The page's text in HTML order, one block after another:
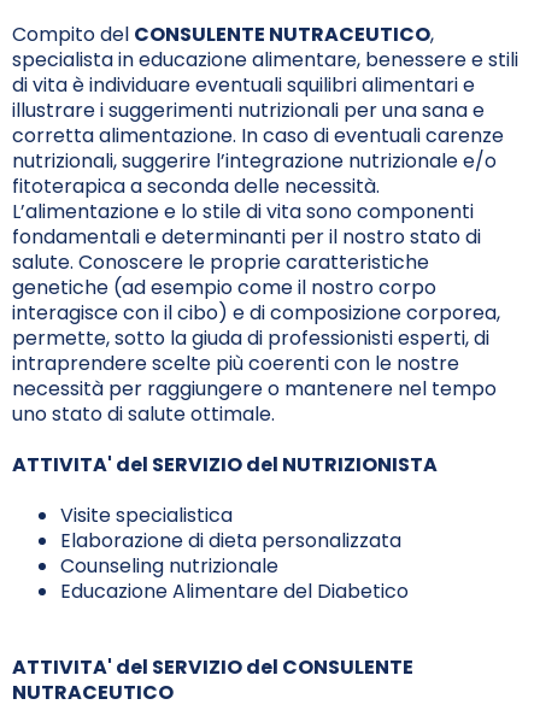
Compito del CONSULENTE NUTRACEUTICO,
specialista in educazione alimentare, benessere e stili
di vita è individuare eventuali squilibri alimentari e
illustrare i suggerimenti nutrizionali per una sana e
corretta alimentazione. In caso di eventuali carenze
nutrizionali, suggerire l’integrazione nutrizionale e/o
fitoterapica a seconda delle necessità.
L’alimentazione e lo stile di vita sono componenti
fondamentali e determinanti per il nostro stato di
salute. Conoscere le proprie caratteristiche
genetiche (ad esempio come il nostro corpo
interagisce con il cibo) e di composizione corporea,
permette, sotto la giuda di professionisti esperti, di
intraprendere scelte più coerenti con le nostre
necessità per raggiungere o mantenere nel tempo
uno stato di salute ottimale.
ATTIVITA' del SERVIZIO del NUTRIZIONISTA
Visite specialistica
Elaborazione di dieta personalizzata
Counseling nutrizionale
Educazione Alimentare del Diabetico
ATTIVITA' del SERVIZIO del CONSULENTE
NUTRACEUTICO